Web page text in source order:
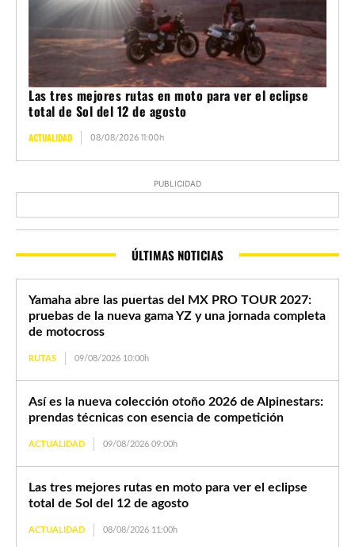
Las tres mejores rutas en moto para ver el eclipse
total de Sol del 12 de agosto
ACTUALIDAD 08/08/2026 11:00h
PUBLICIDAD
ÚLTIMAS NOTICIAS
Yamaha abre las puertas del MX PRO TOUR 2027:
pruebas de la nueva gama YZ y una jornada completa
de motocross
RUTAS 09/08/2026 10:00h
Así es la nueva colección otoño 2026 de Alpinestars:
prendas técnicas con esencia de competición
ACTUALIDAD 09/08/2026 09:00h
Las tres mejores rutas en moto para ver el eclipse
total de Sol del 12 de agosto
ACTUALIDAD 08/08/2026 11:00h